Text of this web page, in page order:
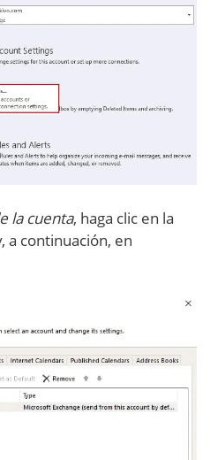
la cuenta, haga clic en la
a continuación, en